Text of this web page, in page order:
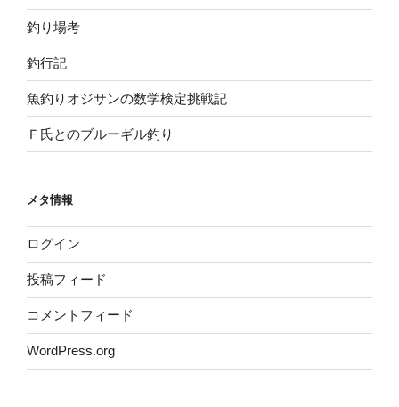
釣り場考
釣行記
魚釣りオジサンの数学検定挑戦記
Ｆ氏とのブルーギル釣り
メタ情報
ログイン
投稿フィード
コメントフィード
WordPress.org